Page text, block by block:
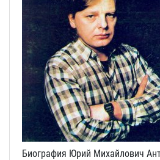
Биография Юрий Михайлович